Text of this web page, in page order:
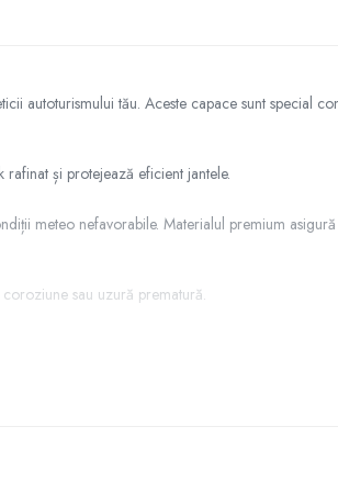
autoturismului tău. Aceste capace sunt special
și protejează eficient jantele.
meteo nefavorabile. Materialul premium
sau uzură prematură.
accidentală în timpul mersului.
tău.
4 bucăți cod 421: